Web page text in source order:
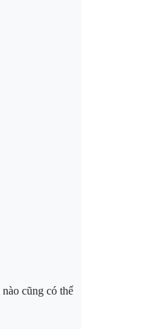
cũng có thể